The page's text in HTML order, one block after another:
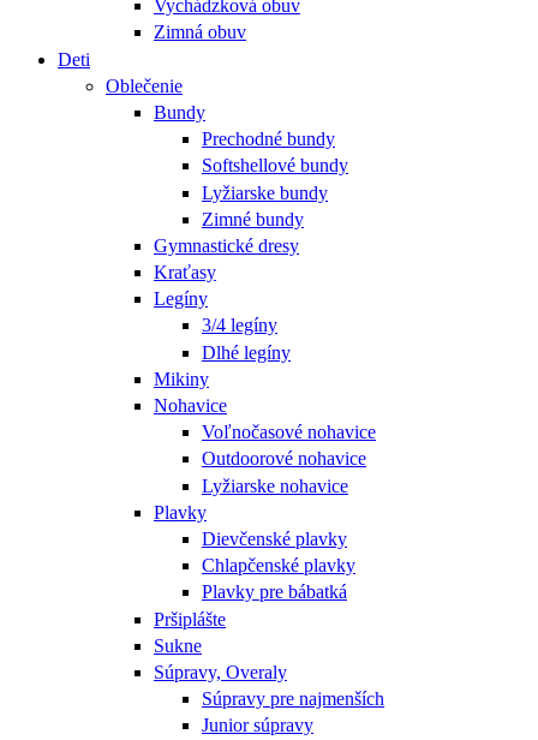
Vychádzková obuv
Zimná obuv
Deti
Oblečenie
Bundy
Prechodné bundy
Softshellové bundy
Lyžiarske bundy
Zimné bundy
Gymnastické dresy
Kraťasy
Legíny
3/4 legíny
Dlhé legíny
Mikiny
Nohavice
Voľnočasové nohavice
Outdoorové nohavice
Lyžiarske nohavice
Plavky
Dievčenské plavky
Chlapčenské plavky
Plavky pre bábatká
Pršiplášte
Sukne
Súpravy, Overaly
Súpravy pre najmenších
Junior súpravy